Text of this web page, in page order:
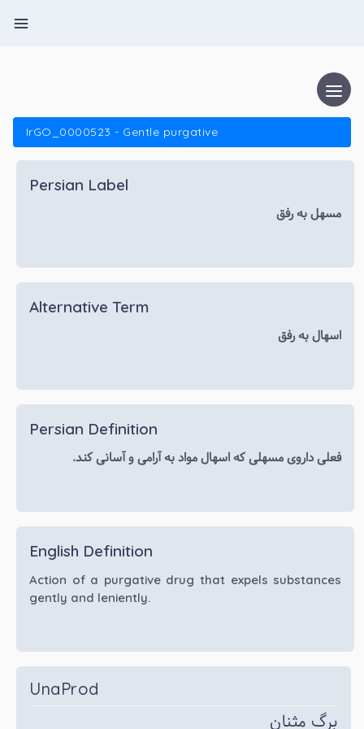
IrGO_0000523 - Gentle purgative
Persian Label
مسهل به رفق
Alternative Term
اسهال به رفق
Persian Definition
فعلی داروی مسهلی که اسهال مواد به آرامی و آسانی کند.
English Definition
Action of a purgative drug that expels substances
gently and leniently.
UnaProd
برگ مثنان